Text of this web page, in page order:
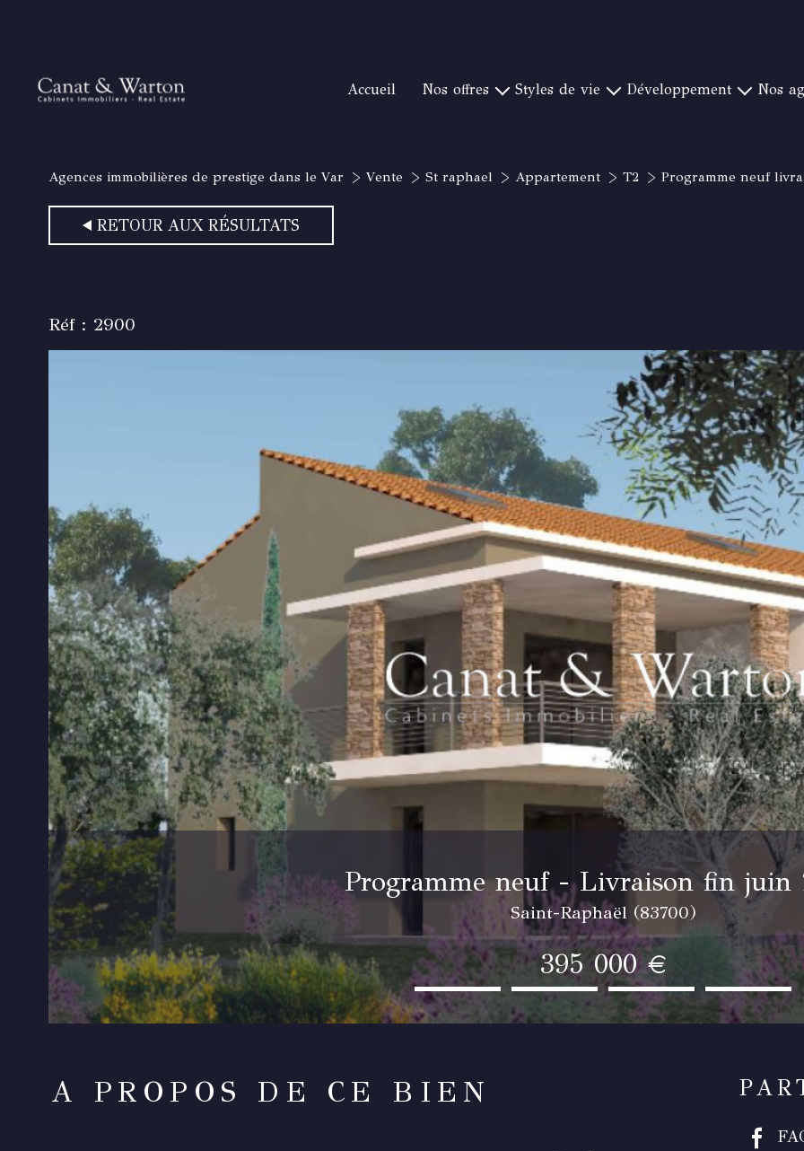
accueil nos offres
BORMES ET SA RÉGION
styles de vie
VUE MER EXCEPTIONNELLE
développement
NOS IMPLANTATIONS
nos
CANAT & WARTON
Agences immobilières de prestige dans le Var Vente St raphael Appartement T2 Programme neuf
RETOUR AUX RÉSULTATS
Réf : 2900
Programme neuf - Livraison fin juin
Saint-Raphaël (83700)
395 000 €
A PROPOS DE CE BIEN